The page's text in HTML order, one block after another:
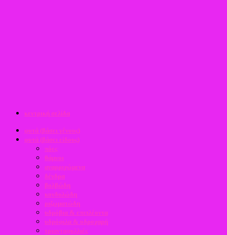
κεντρική σελίδα
φυτά (βάσει γένους)
φυτά (βάσει είδους)
πόες
θάμνοι
αναρριχώμενα
δένδρα
βολβώδη
κονδυλώδη
ριζωματώδη
υδρόβια & επιπλέοντα
υδρόφιλα & υδροχαρή
τριανταφυλλιές